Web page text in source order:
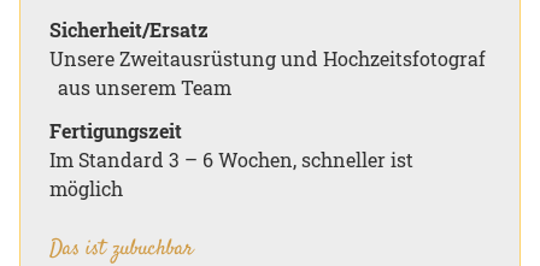
Sicherheit/Ersatz
Unsere Zweitausrüstung und Hochzeitsfotograf
aus unserem Team
Fertigungszeit
Im Standard 3 – 6 Wochen, schneller ist
möglich
Das ist zubuchbar